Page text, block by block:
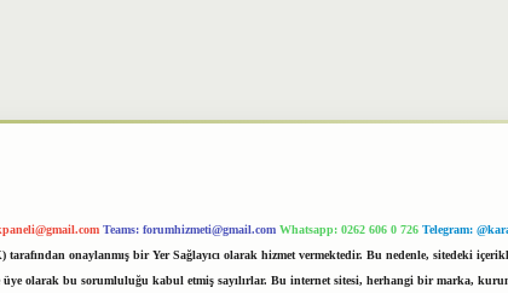
Teams: forumhizmeti@gmail.com Whatsapp: 0262 606 0 726 Telegram:
onaylanmış bir Yer Sağlayıcı olarak hizmet vermektedir. Bu nedenle, sitedeki
olarak bu sorumluluğu kabul etmiş sayılırlar. Bu internet sitesi, herhangi bir marka,